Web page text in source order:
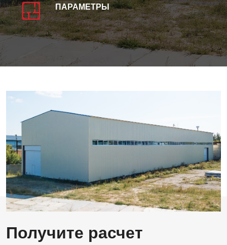
ПАРАМЕТРЫ
Зернохранилище
Получите расчет